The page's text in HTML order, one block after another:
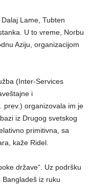
Lame, Tubten
U to vreme, Norbu
Aziju, organizacijom
(Inter-Services
i
prev.) organizovala im je
iz Drugog svetskog
primitivna, sa
kaže Ridel.
države“. Uz podršku
iz ruku